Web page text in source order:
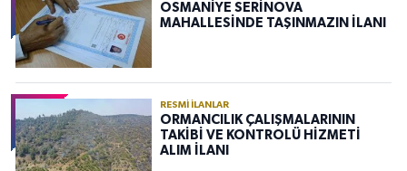
OSMANİYE SERİNOVA
MAHALLESİNDE TAŞINMAZIN İLANI
RESMI İLANLAR
ORMANCILIK ÇALIŞMALARININ
TAKİBİ VE KONTROLÜ HİZMETİ
ALIM İLANI